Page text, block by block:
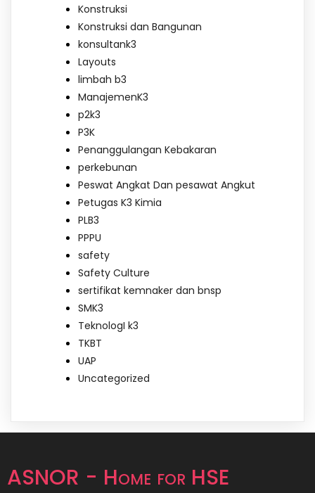
Konstruksi
Konstruksi dan Bangunan
konsultank3
Layouts
limbah b3
ManajemenK3
p2k3
P3K
Penanggulangan Kebakaran
perkebunan
Peswat Angkat Dan pesawat Angkut
Petugas K3 Kimia
PLB3
PPPU
safety
Safety Culture
sertifikat kemnaker dan bnsp
SMK3
TeknologI k3
TKBT
UAP
Uncategorized
ASNOR - Home for HSE